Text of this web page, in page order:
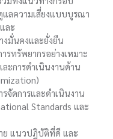
แลความเสี่ยงแบบบูรณา
ละ
งมั่นคงและยั่งยืน
รทรัพยากรอย่างเหมาะ
ะการดำเนินงานด้าน
จัดการและดำเนินงาน
Standards และ
ย แนวปฏิบัติที่ดี และ